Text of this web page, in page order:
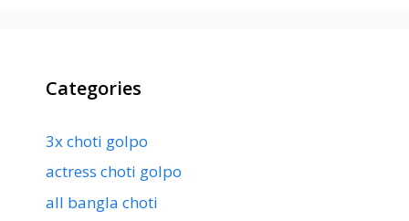
Categories
3x choti golpo
actress choti golpo
all bangla choti